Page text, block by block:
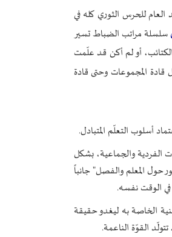
العام للحرس الثوري كله في
سلسلة مراتب الضباط تسير
أو لم أكن قد علّمت
قادة المجموعات وحتى قادة
أسلوب التعلّم المتبادل.
الفردية والجماعية، بشكل
حول المعلم والفصل" جانباً
الوقت نفسه.
الخاصة به ليغدو حقيقة
القوّة الناعمة.